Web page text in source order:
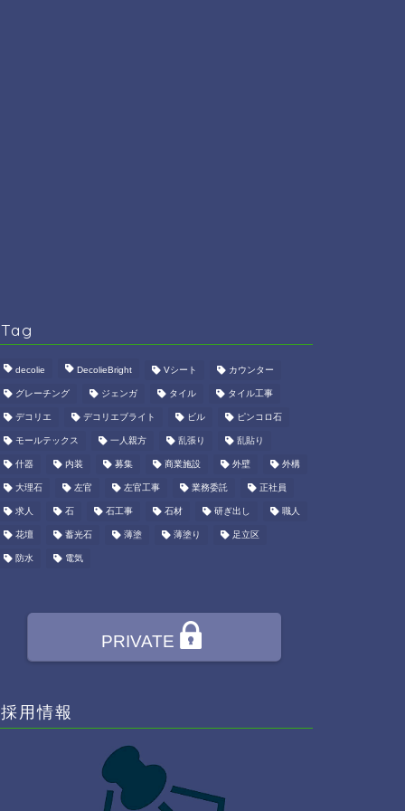
Tag
decolie DecolieBright Vシート カウンター
グレーチング ジェンガ タイル タイル工事
デコリエ デコリエブライト ビル ピンコロ石
モールテックス 一人親方 乱張り 乱貼り
什器 内装 募集 商業施設 外壁 外構
大理石 左官 左官工事 業務委託 正社員
求人 石 石工事 石材 研ぎ出し 職人
花壇 蓄光石 薄塗 薄塗り 足立区
防水 電気
PRIVATE
採用情報